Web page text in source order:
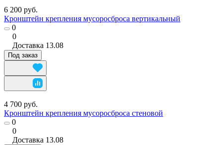
6 200 руб.
Кронштейн крепления мусоросброса вертикальный
0
0
Доставка 13.08
Под заказ
4 700 руб.
Кронштейн крепления мусоросброса стеновой
0
0
Доставка 13.08